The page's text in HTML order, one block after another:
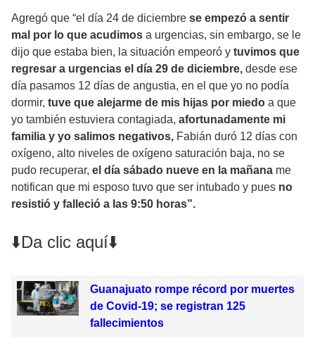
Agregó que “el día 24 de diciembre se empezó a sentir
mal por lo que acudimos a urgencias, sin embargo, se le
dijo que estaba bien, la situación empeoró y tuvimos que
regresar a urgencias el día 29 de diciembre, desde ese
día pasamos 12 días de angustia, en el que yo no podía
dormir, tuve que alejarme de mis hijas por miedo a que
yo también estuviera contagiada, afortunadamente mi
familia y yo salimos negativos, Fabián duró 12 días con
oxígeno, alto niveles de oxígeno saturación baja, no se
pudo recuperar, el día sábado nueve en la mañana me
notifican que mi esposo tuvo que ser intubado y pues no
resistió y falleció a las 9:50 horas”.
⬇️Da clic aquí⬇️
Guanajuato rompe récord por muertes
de Covid-19; se registran 125
fallecimientos